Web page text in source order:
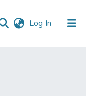
Log In (current)